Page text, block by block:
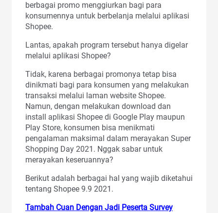
berbagai promo menggiurkan bagi para
konsumennya untuk berbelanja melalui aplikasi
Shopee.
Lantas, apakah program tersebut hanya digelar
melalui aplikasi Shopee?
Tidak, karena berbagai promonya tetap bisa
dinikmati bagi para konsumen yang melakukan
transaksi melalui laman website Shopee.
Namun, dengan melakukan download dan
install aplikasi Shopee di Google Play maupun
Play Store, konsumen bisa menikmati
pengalaman maksimal dalam merayakan Super
Shopping Day 2021. Nggak sabar untuk
merayakan keseruannya?
Berikut adalah berbagai hal yang wajib diketahui
tentang Shopee 9.9 2021.
Tambah Cuan Dengan Jadi Peserta Survey